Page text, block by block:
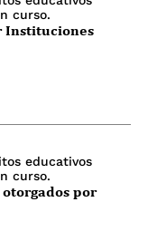
curso.
Instituciones
educativos
curso.
por